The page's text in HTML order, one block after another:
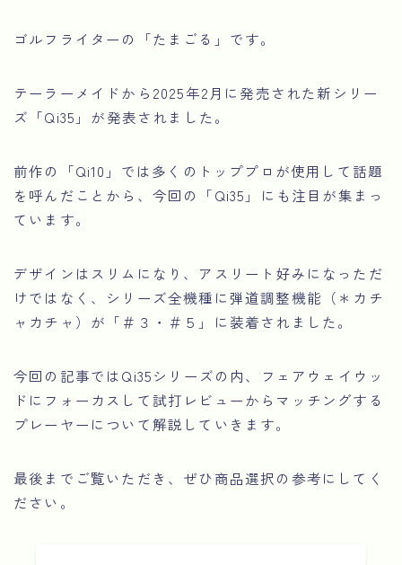
ゴルフライターの「たまごる」です。
テーラーメイドから2025年2月に発売された新シリー
ズ「Qi35」が発表されました。
前作の「Qi10」では多くのトッププロが使用して話題
を呼んだことから、今回の「Qi35」にも注目が集まっ
ています。
デザインはスリムになり、アスリート好みになっただ
けではなく、シリーズ全機種に弾道調整機能（＊カチ
ャカチャ）が「＃３・＃５」に装着されました。
今回の記事ではQi35シリーズの内、フェアウェイウッ
ドにフォーカスして試打レビューからマッチングする
プレーヤーについて解説していきます。
最後までご覧いただき、ぜひ商品選択の参考にしてく
ださい。